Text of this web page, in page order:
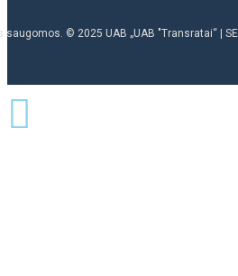
saugomos. © 2025 UAB „UAB "Transratai“ |